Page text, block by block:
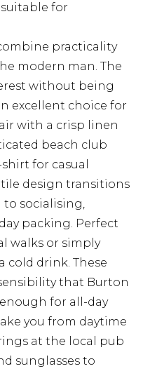
for
practicality
modern man. The
without being
excellent choice for
with a crisp linen
beach club
for casual
design transitions
socialising,
packing. Perfect
walks or simply
cold drink. These
that Burton
for all-day
you from daytime
at the local pub
sunglasses to